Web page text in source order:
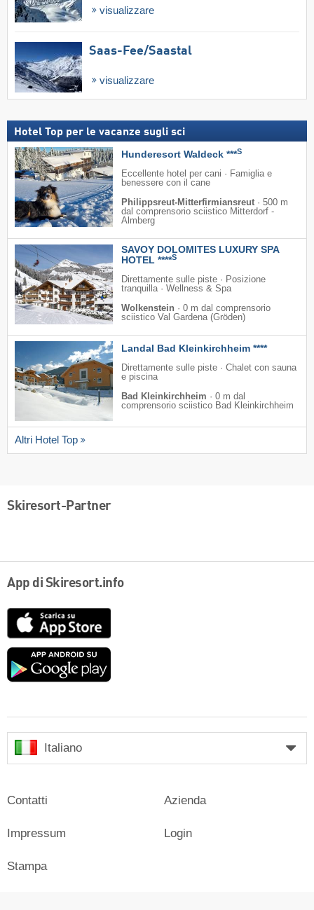
visualizzare
Saas-Fee/​Saastal
visualizzare
Hotel Top per le vacanze sugli sci
Hunderesort Waldeck ***S
Eccellente hotel per cani · Famiglia e
benessere con il cane
Philippsreut-Mitterfirmiansreut · 500 m
dal comprensorio sciistico Mitterdorf -
Almberg
SAVOY DOLOMITES LUXURY SPA
HOTEL ****S
Direttamente sulle piste · Posizione
tranquilla · Wellness & Spa
Wolkenstein · 0 m dal comprensorio
sciistico Val Gardena (Gröden)
Landal Bad Kleinkirchheim ****
Direttamente sulle piste · Chalet con sauna
e piscina
Bad Kleinkirchheim · 0 m dal
comprensorio sciistico Bad Kleinkirchheim
Altri Hotel Top
Skiresort-Partner
App di Skiresort.info
Google
Italiano
Contatti
Impressum
Stampa
Azienda
Login